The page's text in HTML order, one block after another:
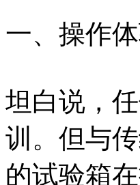
一、操作
坦白说，
训。但与
的试验箱